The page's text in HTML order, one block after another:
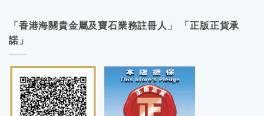
「香港海關貴金屬及寶石業務註冊人」 「正版正貨承
諾」